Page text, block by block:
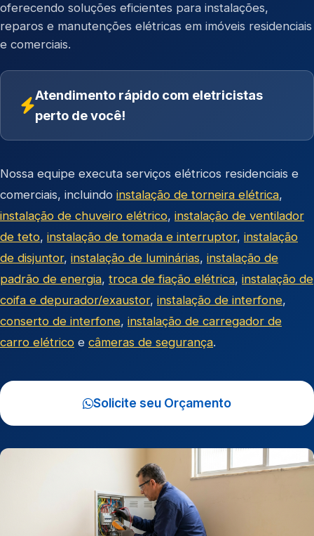
oferecendo soluções eficientes para instalações,
reparos e manutenções elétricas em imóveis residenciais
e comerciais.
Atendimento rápido com eletricistas
perto de você!
Nossa equipe executa serviços elétricos residenciais e
comerciais, incluindo instalação de torneira elétrica,
instalação de chuveiro elétrico, instalação de ventilador
de teto, instalação de tomada e interruptor, instalação
de disjuntor, instalação de luminárias, instalação de
padrão de energia, troca de fiação elétrica, instalação de
coifa e depurador/exaustor, instalação de interfone,
conserto de interfone, instalação de carregador de
carro elétrico e câmeras de segurança.
Solicite seu Orçamento